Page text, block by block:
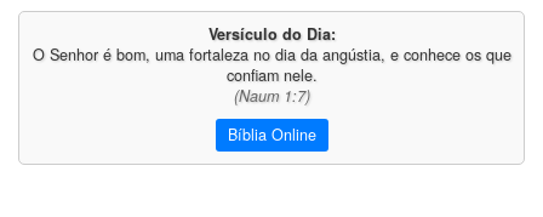
Versículo do Dia:
O Senhor é bom, uma fortaleza no dia da angústia, e conhece os que
confiam nele.
(Naum 1:7)
Bíblia Online